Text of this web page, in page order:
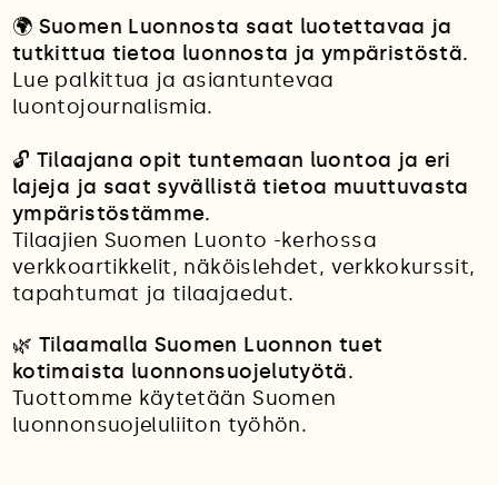
🌍 Suomen Luonnosta saat luotettavaa ja
tutkittua tietoa luonnosta ja ympäristöstä.
Lue palkittua ja asiantuntevaa
luontojournalismia.
🔓 Tilaajana opit tuntemaan luontoa ja eri
lajeja ja saat syvällistä tietoa muuttuvasta
ympäristöstämme.
Tilaajien Suomen Luonto -kerhossa
verkkoartikkelit, näköislehdet, verkkokurssit,
tapahtumat ja tilaajaedut.
🌿 Tilaamalla Suomen Luonnon tuet
kotimaista luonnonsuojelutyötä.
Tuottomme käytetään Suomen
luonnonsuojeluliiton työhön.